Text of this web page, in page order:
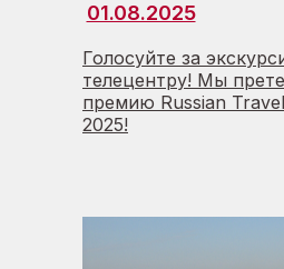
01.08.2025
Голосуйте за
телецентру! Мы
премию Russian
2025!